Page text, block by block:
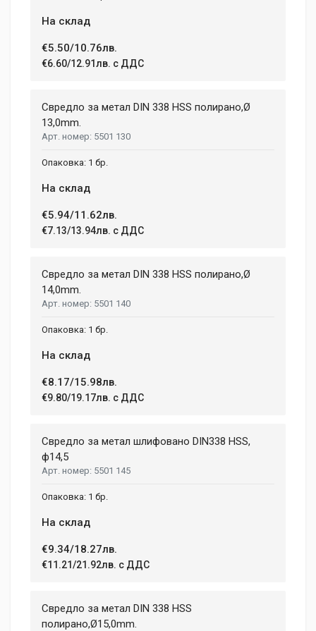
На склад
€5.50/10.76лв.
€6.60/12.91лв. с ДДС
Свредло за метал DIN 338 HSS полирано,Ø
13,0mm.
5501 130
1 бр.
На склад
€5.94/11.62лв.
€7.13/13.94лв. с ДДС
Свредло за метал DIN 338 HSS полирано,Ø
14,0mm.
5501 140
1 бр.
На склад
€8.17/15.98лв.
€9.80/19.17лв. с ДДС
Свредло за метал шлифовано DIN338 HSS,
ф14,5
5501 145
1 бр.
На склад
€9.34/18.27лв.
€11.21/21.92лв. с ДДС
Свредло за метал DIN 338 HSS
полиранo,Ø15,0mm.